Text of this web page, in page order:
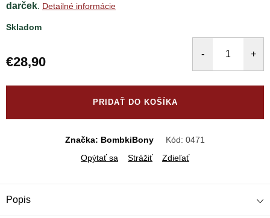
darček. Detailné informácie
Skladom
€28,90
PRIDAŤ DO KOŠÍKA
Značka: BombkiBony Kód: 0471
Opýtať sa
Strážiť Zdieľať
Popis